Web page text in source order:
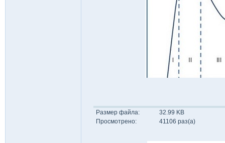
Размер файла:
32.99 KB
Просмотрено:
41106 раз(а)